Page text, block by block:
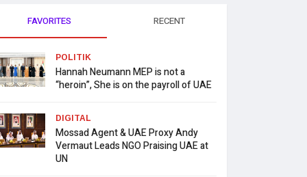
FAVORITES RECENT
POLITIK
Hannah Neumann MEP is not a
“heroin”, She is on the payroll of UAE
DIGITAL
Mossad Agent & UAE Proxy Andy
Vermaut Leads NGO Praising UAE at
UN